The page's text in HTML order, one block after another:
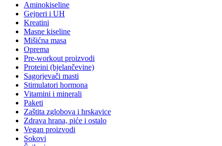
Aminokiseline
Gejneri i UH
Kreatini
Masne kiseline
Mišićna masa
Oprema
Pre-workout proizvodi
Proteini (bjelančevine)
Sagorjevači masti
Stimulatori hormona
Vitamini i minerali
Paketi
Zaštita zglobova i hrskavice
Zdrava hrana, piće i ostalo
Vegan proizvodi
Sokovi